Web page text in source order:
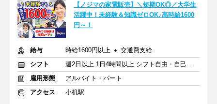
【ノジマの家電販売】＼短期OK◎／大学生
活躍中！未経験＆知識ゼロOK♪高時給1600
円～！
給与
時給1600円以上 ＋ 交通費支給
シフト
週2日以上 1日4時間以上 シフト自由・自己申告
雇用形態
アルバイト・パート
アクセス
小机駅